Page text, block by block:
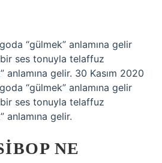
“gülmek” anlamına gelir
ses tonuyla telaffuz
anlamına gelir. 30 Kasım 2020
“gülmek” anlamına gelir
ses tonuyla telaffuz
anlamına gelir.
NE